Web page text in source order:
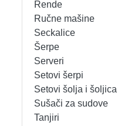
REŠOI
SECKALICE
SOKOVNICI
TOSTERI
SETOVI ŠERPI
SETOVI ŠOLJA I ŠOLJICA
SUŠAČI ZA SUDOVE
TANJIRI
Rende
Ručne mašine
Seckalice
Šerpe
Serveri
Setovi šerpi
Setovi šolja i šoljica
Sušači za sudove
Tanjiri